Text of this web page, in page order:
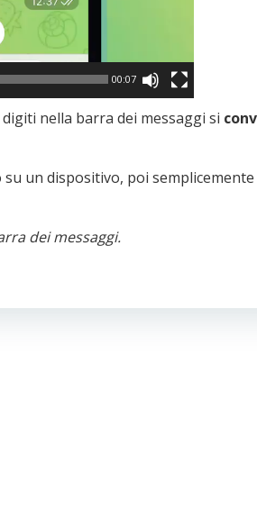
00:07
nella barra dei messaggi si
un dispositivo, poi
dei messaggi.